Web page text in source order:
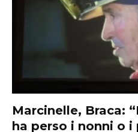
Marcinelle, Braca:
ha perso i nonni o i